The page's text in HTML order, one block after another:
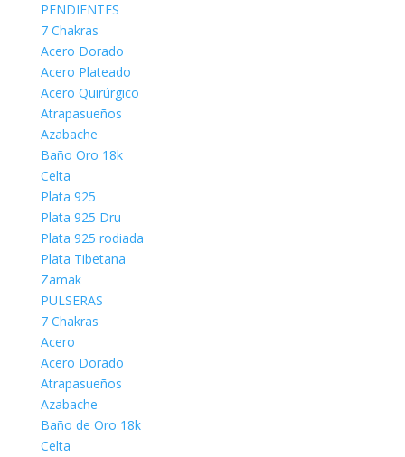
PENDIENTES
7 Chakras
Acero Dorado
Acero Plateado
Acero Quirúrgico
Atrapasueños
Azabache
Baño Oro 18k
Celta
Plata 925
Plata 925 Dru
Plata 925 rodiada
Plata Tibetana
Zamak
PULSERAS
7 Chakras
Acero
Acero Dorado
Atrapasueños
Azabache
Baño de Oro 18k
Celta